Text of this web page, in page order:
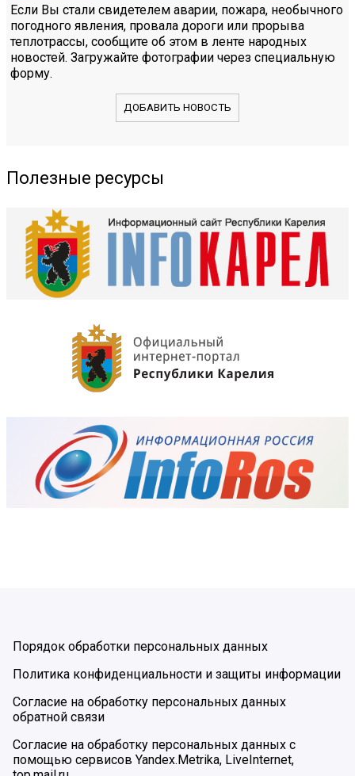
Если Вы стали свидетелем аварии, пожара, необычного
погодного явления, провала дороги или прорыва
теплотрассы, сообщите об этом в ленте народных
новостей. Загружайте фотографии через специальную
форму.
ДОБАВИТЬ НОВОСТЬ
Полезные ресурсы
Порядок обработки персональных данных
Политика конфиденциальности и защиты информации
Согласие на обработку персональных данных
обратной связи
Согласие на обработку персональных данных с
помощью сервисов Yandex.Metrika, LiveInternet,